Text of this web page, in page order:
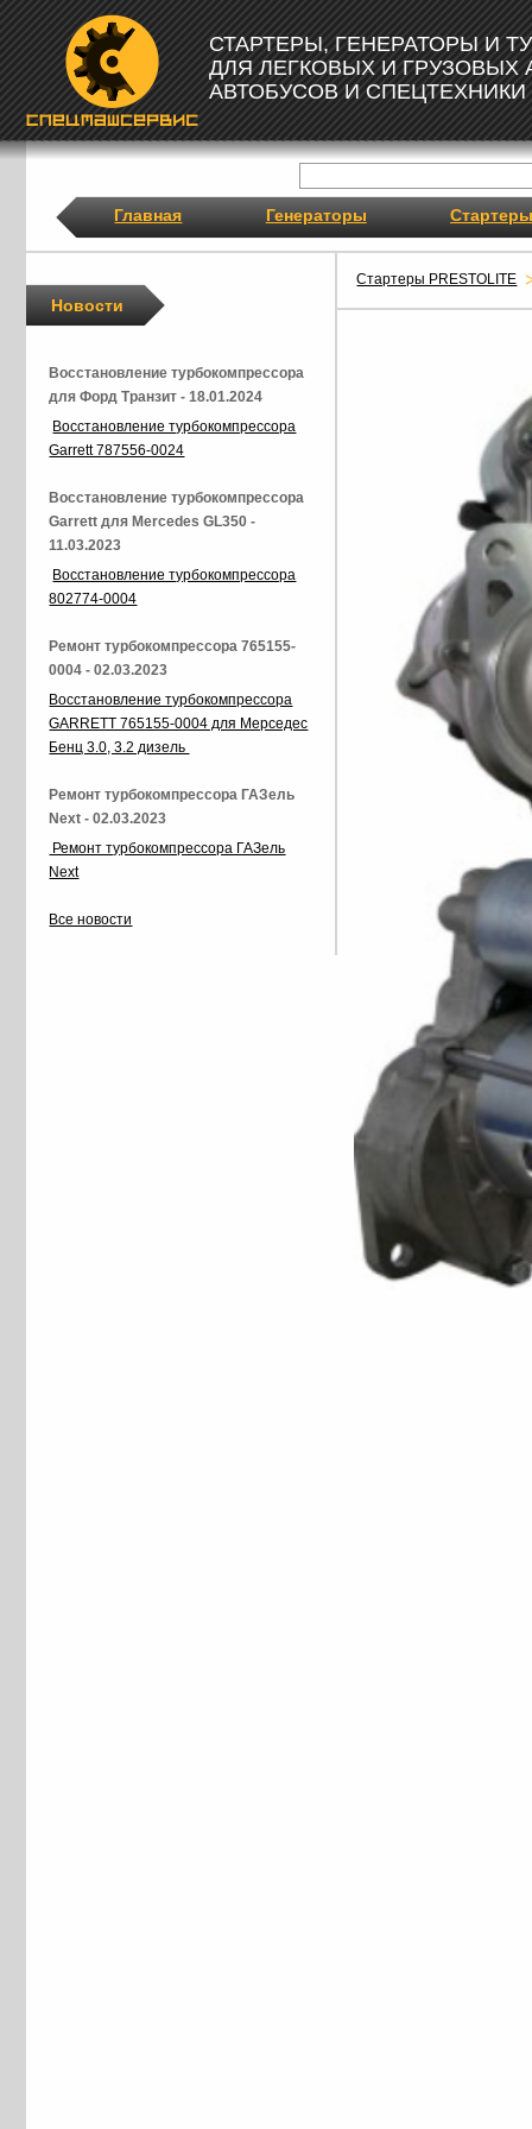
СТАРТЕРЫ, ГЕНЕРАТОРЫ И
ДЛЯ ЛЕГКОВЫХ И ГРУЗОВЫХ
АВТОБУСОВ И СПЕЦТЕХНИКИ
Главная Генераторы Стартеры
Стартеры PRESTOLITE
Новости
Восстановление турбокомпрессора
для Форд Транзит - 18.01.2024
Восстановление турбокомпрессора
Garrett 787556-0024
Восстановление турбокомпрессора
Garrett для Mercedes GL350 -
11.03.2023
Восстановление турбокомпрессора
802774-0004
Ремонт турбокомпрессора 765155-
0004 - 02.03.2023
Восстановление турбокомпрессора
GARRETT 765155-0004 для Мерседес
Бенц 3.0, 3.2 дизель
Ремонт турбокомпрессора ГАЗель
Next - 02.03.2023
Ремонт турбокомпрессора ГАЗель
Next
Все новости